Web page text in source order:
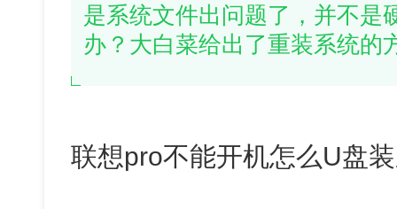
是系统文件出问题了，并不是
办？大白菜给出了重装系统的
联想pro不能开机怎么U盘